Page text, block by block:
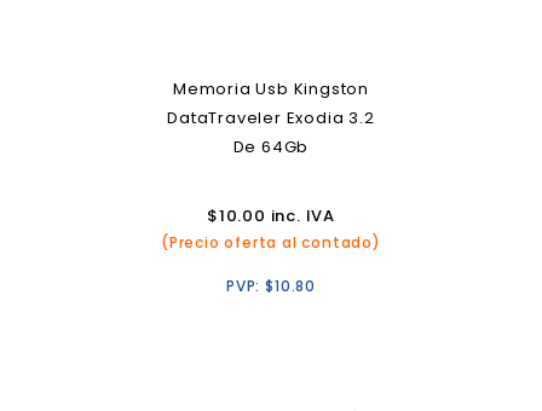
Memoria Usb Kingston
DataTraveler Exodia 3.2
De 64Gb
$10.00 inc. IVA
(Precio oferta al contado)
PVP:$10.80